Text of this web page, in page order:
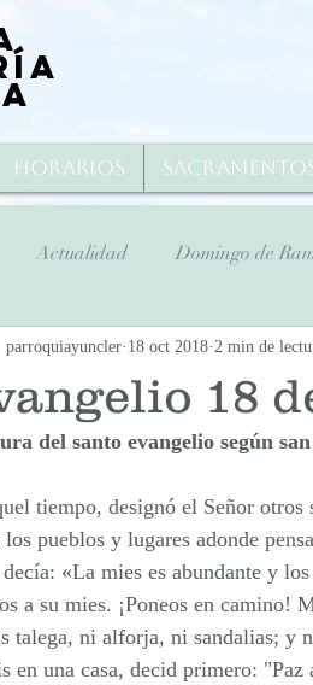
Horarios
Actualidad Domingo de
Semana Santa
2020 Jueves Santo 2020
18
parroquiayuncler 18 oct 2018 2 min de
del santo evangelio según
tiempo, designó el Señor
los pueblos y lugares adonde
«La mies es abundante y
a su mies. ¡Poneos en camino!
talega, ni alforja, ni sandalias; y
en una casa, decid primero: "Paz